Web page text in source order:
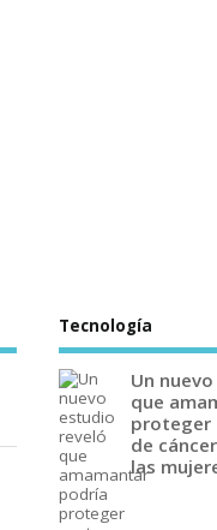
Tecnología
Un
que
proteger
de
las